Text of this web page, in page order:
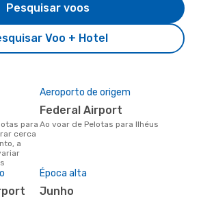
Voo + Hotel
Pesquisar voos
cerca
a
Aeroporto de origem
Federal Airport
Ao voar de Pelotas para Ilhéus
Época alta
junho